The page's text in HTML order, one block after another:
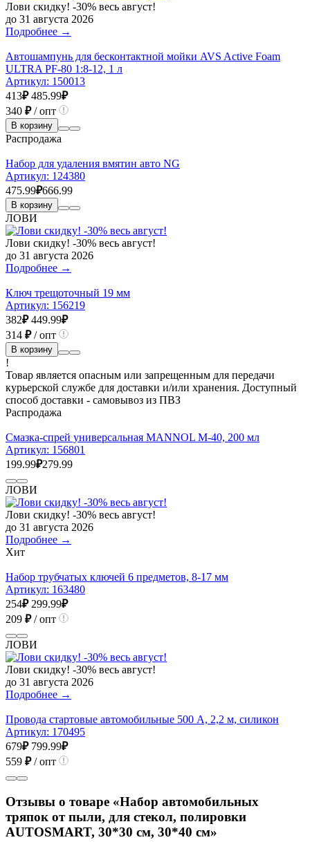
Лови скидку! -30% весь август!
до 31 августа 2026
Подробнее →
Автошампунь для бесконтактной мойки AVS Active Foam
ULTRA PF-80 1:8-12, 1 л
Артикул: 150013
413₽ 485.99₽
340 ₽/ опт
В корзину
Распродажа
Набор для удаления вмятин авто NG
Артикул: 124380
475.99₽666.99
В корзину
ЛОВИ
Лови скидку! -30% весь август!
до 31 августа 2026
Подробнее →
Ключ трещоточный 19 мм
Артикул: 156219
382₽ 449.99₽
314 ₽/ опт
В корзину
!
Товар является опасным или запрещенным для передачи
курьерской службе для доставки и/или хранения. Доступный
способ доставки - самовывоз из ПВЗ
Распродажа
Смазка-спрей универсальная MANNOL М-40, 200 мл
Артикул: 156801
199.99₽279.99
ЛОВИ
Лови скидку! -30% весь август!
до 31 августа 2026
Подробнее →
Хит
Набор трубчатых ключей 6 предметов, 8-17 мм
Артикул: 163480
254₽ 299.99₽
209 ₽/ опт
ЛОВИ
Лови скидку! -30% весь август!
до 31 августа 2026
Подробнее →
Провода стартовые автомобильные 500 А, 2,2 м, силикон
Артикул: 170495
679₽ 799.99₽
559 ₽/ опт
Отзывы о товаре «Набор автомобильных
тряпок от пыли, для стекол, полировки
AUTOSMART, 30*30 см, 30*40 см»